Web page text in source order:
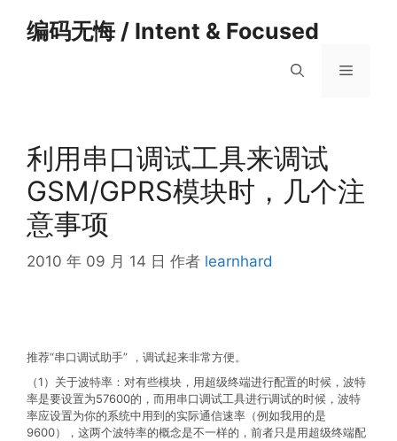
编码无悔 / Intent & Focused
菜
利用串口调试工具来调试
GSM/GPRS模块时，几个注
意事项
2010 年 09 月 14 日 作者 learnhard
推荐“串口调试助手” ，调试起来非常方便。
（1）关于波特率：对有些模块，用超级终端进行配置的时候，波特
率是要设置为57600的，而用串口调试工具进行调试的时候，波特
率应设置为你的系统中用到的实际通信速率（例如我用的是
9600），这两个波特率的概念是不一样的，前者只是用超级终端配